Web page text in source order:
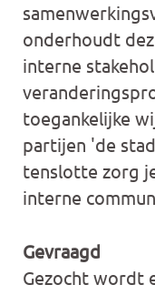
onderhoudt
interne
toegankelijke
partijen 'de
tenslotte zorg
interne
Gevraagd
Gezocht wordt